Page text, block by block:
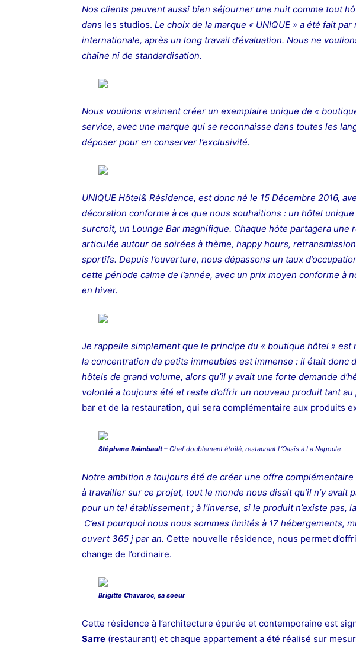
Nos clients peuvent aussi bien séjourner une nuit comme tout
dans les studios. Le choix de la marque « UNIQUE » a été fait
internationale, après un long travail d’évaluation. Nous ne
chaîne ni de standardisation.
Nous voulions vraiment créer un exemplaire unique de «
service, avec une marque qui se reconnaisse dans toutes les
déposer pour en conserver l’exclusivité.
UNIQUE Hôtel& Résidence, est donc né le 15 Décembre 2016,
décoration conforme à ce que nous souhaitions : un hôtel
surcroît, un Lounge Bar magnifique. Chaque hôte partagera une
articulée autour de soirées à thème, happy hours,
sportifs. Depuis l’ouverture, nous dépassons un taux
cette période calme de l’année, avec un prix moyen conforme à
en hiver.
Je rappelle simplement que le principe du « boutique hôtel » est
la concentration de petits immeubles est immense : il était donc
hôtels de grand volume, alors qu’il y avait une forte demande
volonté a toujours été et reste d’offrir un nouveau produit tant au
bar et de la restauration, qui sera complémentaire aux produits
Stéphane Raimbault – Chef doublement étoilé, restaurant L‘Oasis à La Napoule
Notre ambition a toujours été de créer une offre
à travailler sur ce projet, tout le monde nous disait qu’il n’y avait
pour un tel établissement ; à l’inverse, si le produit n’existe pas,
C’est pourquoi nous nous sommes limités à 17 hébergements,
ouvert 365 j par an. Cette nouvelle résidence, nous permet
change de l’ordinaire.
Brigitte Chavaroc, sa soeur
Cette résidence à l’architecture épurée et contemporaine est
Sarre (restaurant) et chaque appartement a été réalisé sur